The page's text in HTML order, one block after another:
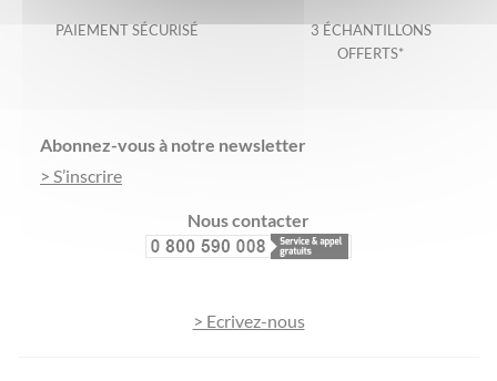
PAIEMENT SÉCURISÉ
3 ÉCHANTILLONS
OFFERTS*
Abonnez-vous à notre newsletter
> S’inscrire
Nous contacter
> Ecrivez-nous